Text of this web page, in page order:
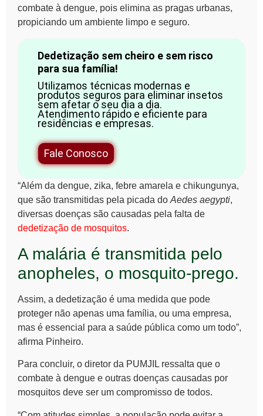
combate à dengue, pois elimina as pragas urbanas,
propiciando um ambiente limpo e seguro.
Dedetização sem cheiro e sem risco
para sua família!
Utilizamos técnicas modernas e
produtos seguros para eliminar insetos
sem afetar o seu dia a dia.
Atendimento rápido e eficiente para
residências e empresas.
Fale Conosco
“Além da dengue, zika, febre amarela e chikungunya,
que são transmitidas pela picada do Aedes aegypti,
diversas doenças são causadas pela falta de
dedetização de mosquitos.
A malária é transmitida pelo
anopheles, o mosquito-prego.
Assim, a dedetização é uma medida que pode
proteger não apenas uma família, ou uma empresa,
mas é essencial para a saúde pública como um todo”,
afirma Pinheiro.
Para concluir, o diretor da PUMJIL ressalta que o
combate à dengue e outras doenças causadas por
mosquitos deve ser um compromisso de todos.